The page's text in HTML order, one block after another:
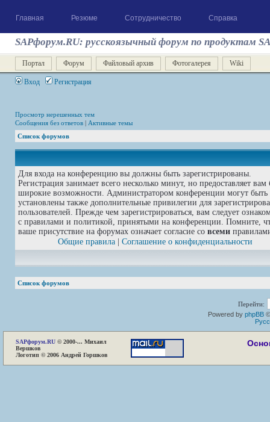
Главная Резюме Сотрудничество Справка
SAPфорум.RU: русскоязычный форум по продуктам
Портал Форум Файловый архив Фотогалерея Wiki
Вход Регистрация
Просмотр нерешенных тем
Сообщения без ответов | Активные темы
Список форумов
Для входа на конференцию вы должны быть зарегистрированы.
Регистрация занимает всего несколько минут, но предоставляет вам
широкие возможности. Администратором конференции могут быть
установлены также дополнительные привилегии для
пользователей. Прежде чем зарегистрироваться, вам следует
с правилами и политикой, принятыми на конференции. Помните,
ваше присутствие на форумах означает согласие со всеми
Общие правила
Соглашение о конфиденциальности
Список форумов
Перейти:
Powered by phpBB
SAPфорум.RU © 2000-... Михаил
Вершков
Логотип © 2006 Андрей Горшков